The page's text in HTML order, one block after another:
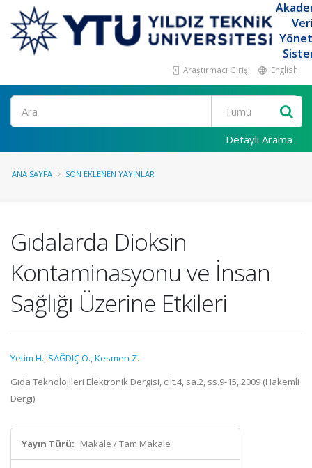
Araştırmacı Girişi English
Ara
Detaylı Arama
ANA SAYFA SON EKLENEN YAYINLAR
Gıdalarda Dioksin
Kontaminasyonu ve İnsan
Sağlığı Üzerine Etkileri
Yetim H., SAĞDIÇ O.,Kesmen Z.
Gıda Teknolojileri Elektronik Dergisi, cilt.4, sa.2, ss.9-15, 2009 (Hakemli
Dergi)
Yayın Türü: Makale / Tam Makale